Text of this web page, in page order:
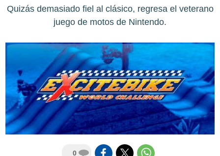
Quizás demasiado fiel al clásico, regresa el veterano
juego de motos de Nintendo.
0